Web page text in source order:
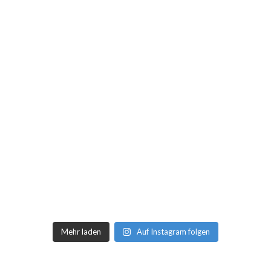
Mehr laden Auf Instagram folgen